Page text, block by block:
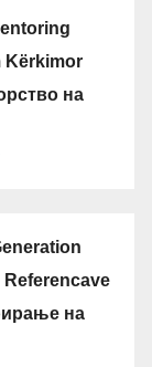
Kërkimor
на
Referencave
на